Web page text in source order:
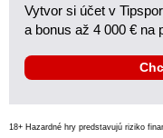
Vytvor si účet v
a bonus až 4 000 € na
18+ Hazardné hry predstavujú riziko